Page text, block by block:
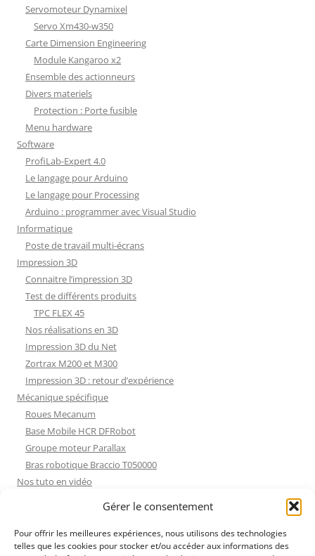
Gérer le consentement
Pour offrir les meilleures expériences, nous utilisons des technologies
telles que les cookies pour stocker et/ou accéder aux informations des
Servomoteur Dynamixel
Servo Xm430-w350
Carte Dimension Engineering
Module Kangaroo x2
Ensemble des actionneurs
Divers materiels
Protection : Porte fusible
Menu hardware
Software
ProfiLab-Expert 4.0
Le langage pour Arduino
Le langage pour Processing
Arduino : programmer avec Visual Studio
Informatique
Poste de travail multi-écrans
Impression 3D
Connaitre l’impression 3D
Test de différents produits
TPC FLEX 45
Nos réalisations en 3D
Impression 3D du Net
Zortrax M200 et M300
Impression 3D : retour d’expérience
Mécanique spécifique
Roues Mecanum
Base Mobile HCR DFRobot
Groupe moteur Parallax
Bras robotique Braccio T050000
Nos tuto en vidéo
Les Moteurs Pas à Pas
Projets Processing